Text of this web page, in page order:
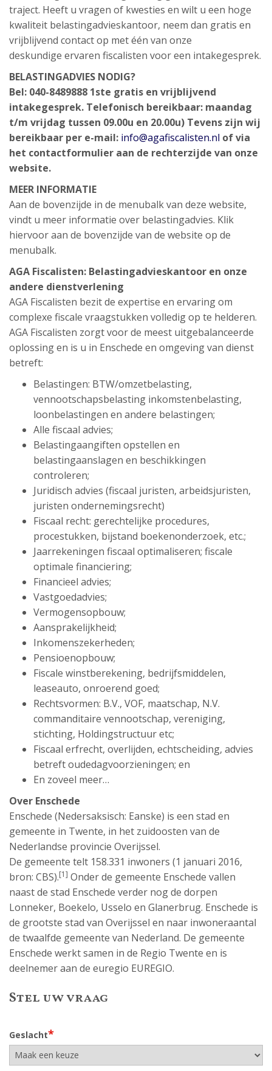
traject. Heeft u vragen of kwesties en wilt u een hoge
kwaliteit belastingadvieskantoor, neem dan gratis en
vrijblijvend contact op met één van onze
deskundige ervaren fiscalisten voor een intakegesprek.
BELASTINGADVIES NODIG?
Bel: 040-8489888 1ste gratis en vrijblijvend
intakegesprek. Telefonisch bereikbaar: maandag
t/m vrijdag tussen 09.00u en 20.00u) Tevens zijn wij
bereikbaar per e-mail: info@agafiscalisten.nl of via
het contactformulier aan de rechterzijde van onze
website.
MEER INFORMATIE
Aan de bovenzijde in de menubalk van deze website,
vindt u meer informatie over belastingadvies. Klik
hiervoor aan de bovenzijde van de website op de
menubalk.
AGA Fiscalisten: Belastingadvieskantoor en onze
andere dienstverlening
AGA Fiscalisten bezit de expertise en ervaring om
complexe fiscale vraagstukken volledig op te helderen.
AGA Fiscalisten zorgt voor de meest uitgebalanceerde
oplossing en is u in Enschede en omgeving van dienst
betreft:
Belastingen: BTW/omzetbelasting,
vennootschapsbelasting inkomstenbelasting,
loonbelastingen en andere belastingen;
Alle fiscaal advies;
Belastingaangiften opstellen en
belastingaanslagen en beschikkingen
controleren;
Juridisch advies (fiscaal juristen, arbeidsjuristen,
juristen ondernemingsrecht)
Fiscaal recht: gerechtelijke procedures,
procestukken, bijstand boekenonderzoek, etc.;
Jaarrekeningen fiscaal optimaliseren; fiscale
optimale financiering;
Financieel advies;
Vastgoedadvies;
Vermogensopbouw;
Aansprakelijkheid;
Inkomenszekerheden;
Pensioenopbouw;
Fiscale winstberekening, bedrijfsmiddelen,
leaseauto, onroerend goed;
Rechtsvormen: B.V., VOF, maatschap, N.V.
commanditaire vennootschap, vereniging,
stichting, Holdingstructuur etc;
Fiscaal erfrecht, overlijden, echtscheiding, advies
betreft oudedagvoorzieningen; en
En zoveel meer…
Over Enschede
Enschede (Nedersaksisch: Eanske) is een stad en
gemeente in Twente, in het zuidoosten van de
Nederlandse provincie Overijssel.
De gemeente telt 158.331 inwoners (1 januari 2016,
bron: CBS).[1] Onder de gemeente Enschede vallen
naast de stad Enschede verder nog de dorpen
Lonneker, Boekelo, Usselo en Glanerbrug. Enschede is
de grootste stad van Overijssel en naar inwoneraantal
de twaalfde gemeente van Nederland. De gemeente
Enschede werkt samen in de Regio Twente en is
deelnemer aan de euregio EUREGIO.
Stel uw vraag
Geslacht*